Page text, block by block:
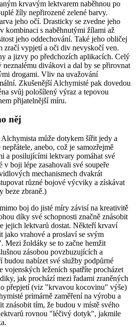
krvavým lektvarem naběhnou po
žíly nepřirozené zelené barvy.
jeho očí. Drasticky se zvedne jeho
kombinaci s naběhnutými žílami až
jeho oddechování. Také jeho obličej
zračí vypjetí a oči div nevyskočí ven.
a jizvy po předchozích aplikacích. Celý
divákovi a dal by se přirovnat
drogami. Vliv na uvažování
Zkušenější Alchymisté pak dovedou
svůj pološílený výraz a tepovou
přijatelnější míru.
něj
může dotykem šířit jedy a
anebo, což je samozřejmě
a posilujícími lektvary pomáhat své
boji lépe zasahovali své soupeře
mechanismech dvakrát
různé bojové výcviky a získávat
beze zbraně.)
boj do jisté míry závisí na kreativitě
díky své schopnosti značně znásobit
jejich lektvarů dostat. Někteří krvaví
jako vrahové a proslaví se svým
Mezi žoldáky se to začne hemžit
zásobou povzbuzujících a
nabízet své služby podpůrné
vojenských leženích spatříte procházet
jak prochází mezi řadami zraněných
přepjetí (viz "krvavou kocovinu" výše)
primárně zaměření na výrobu a
znásobit tím, že budou v místě svého
rovnou "léčivý dotyk", jakmile